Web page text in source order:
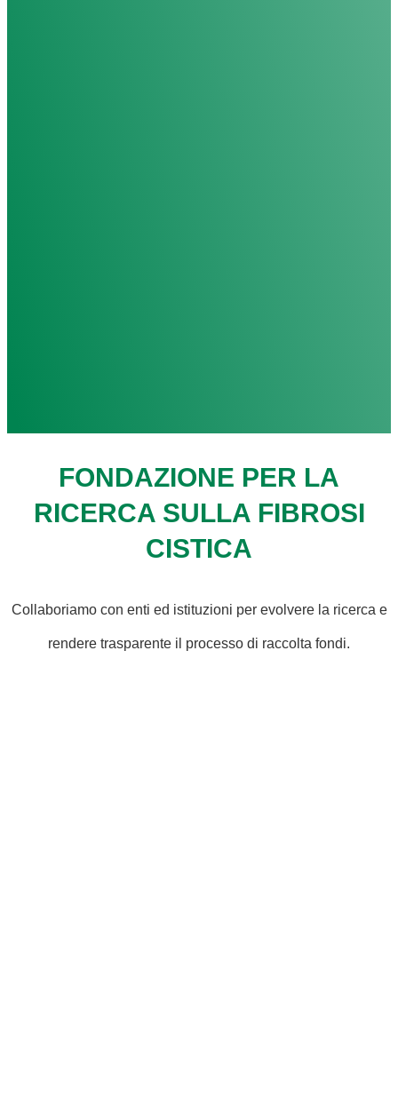
FONDAZIONE PER LA
RICERCA SULLA FIBROSI
CISTICA
Collaboriamo con enti ed istituzioni per evolvere la ricerca e
rendere trasparente il processo di raccolta fondi.